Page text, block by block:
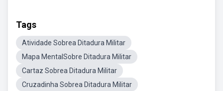
Tags
Atividade Sobrea Ditadura Militar
Mapa MentalSobre Ditadura Militar
Cartaz Sobrea Ditadura Militar
Cruzadinha Sobrea Ditadura Militar